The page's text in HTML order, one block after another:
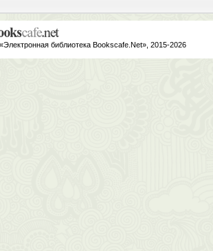
библиотека Bookscafe.Net», 2015-2026